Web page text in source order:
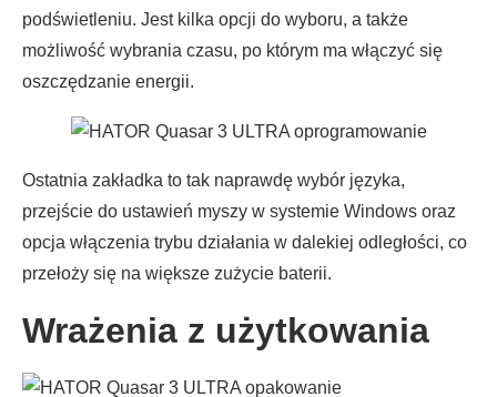
podświetleniu. Jest kilka opcji do wyboru, a także
możliwość wybrania czasu, po którym ma włączyć się
oszczędzanie energii.
Ostatnia zakładka to tak naprawdę wybór języka,
przejście do ustawień myszy w systemie Windows oraz
opcja włączenia trybu działania w dalekiej odległości, co
przełoży się na większe zużycie baterii.
Wrażenia z użytkowania